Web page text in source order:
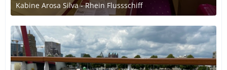
Kabine Arosa Silva - Rhein Flussschiff
7. Juli 2020 um 20:45